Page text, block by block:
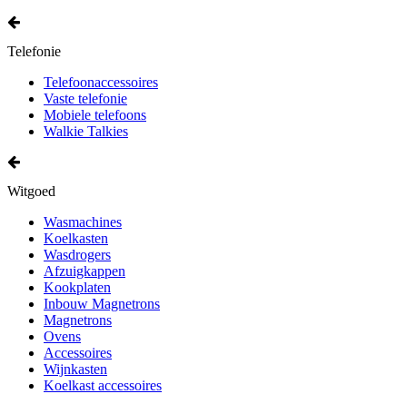
Telefonie
Telefoonaccessoires
Vaste telefonie
Mobiele telefoons
Walkie Talkies
Witgoed
Wasmachines
Koelkasten
Wasdrogers
Afzuigkappen
Kookplaten
Inbouw Magnetrons
Magnetrons
Ovens
Accessoires
Wijnkasten
Koelkast accessoires